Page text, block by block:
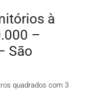
à
–
São
quadrados com 3